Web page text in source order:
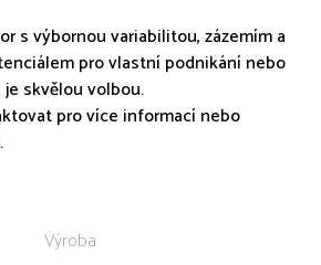
s výbornou variabilitou, zázemím a
pro vlastní podnikání nebo
skvělou volbou.
pro více informací nebo
Výroba